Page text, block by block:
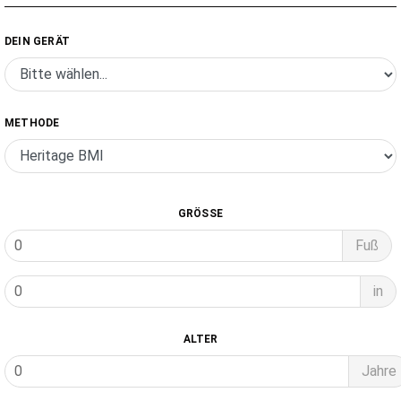
DEIN GERÄT
METHODE
GRÖSSE
Fuß
in
ALTER
Jahre